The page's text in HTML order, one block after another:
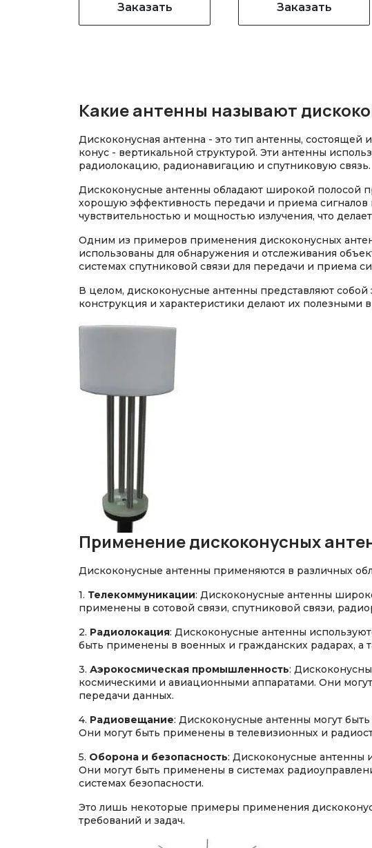
Заказать Заказать
Какие антенны называют
Дискоконусная антенна - это тип антенны, состоящей
конус - вертикальной структурой. Эти антенны
радиолокацию, радионавигацию и спутниковую связь.
Дискоконусные антенны обладают широкой полосой
хорошую эффективность передачи и приема сигналов
чувствительностью и мощностью излучения, что
Одним из примеров применения дискоконусных
использованы для обнаружения и отслеживания
системах спутниковой связи для передачи и приема
В целом, дискоконусные антенны представляют
конструкция и характеристики делают их полезными
Применение дискоконусных
Дискоконусные антенны применяются в различных
1. Телекоммуникации: Дискоконусные антенны
применены в сотовой связи, спутниковой связи,
2. Радиолокация: Дискоконусные антенны
быть применены в военных и гражданских радарах, а
3. Аэрокосмическая промышленность:
космическими и авиационными аппаратами. Они
передачи данных.
4. Радиовещание: Дискоконусные антенны могут
Они могут быть применены в телевизионных и
5. Оборона и безопасность: Дискоконусные антенны
Они могут быть применены в системах
системах безопасности.
Это лишь некоторые примеры применения
требований и задач.